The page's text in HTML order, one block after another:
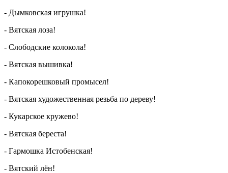
- Дымковская игрушка!
- Вятская лоза!
- Слободские колокола!
- Вятская вышивка!
- Капокорешковый промысел!
- Вятская художественная резьба по дереву!
- Кукарское кружево!
- Вятская береста!
- Гармошка Истобенская!
- Вятский лён!